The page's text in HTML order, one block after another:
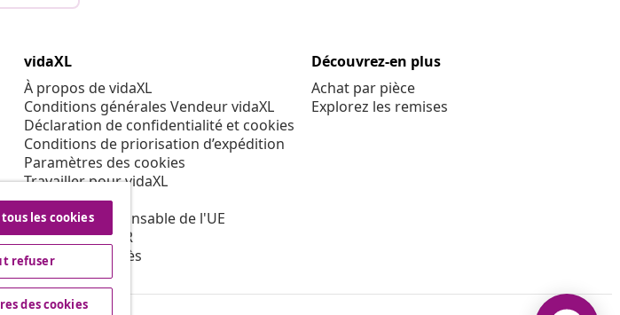
vidaXL
À propos de vidaXL
Conditions générales Vendeur vidaXL
Déclaration de confidentialité et cookies
Conditions de priorisation d’expédition
Paramètres des cookies
Travailler pour vidaXL
Sécurité
Personne responsable de l'UE
Politique de EPR
Condition d'accès
Découvrez-en plus
Achat par pièce
Explorez les remises
les cookies
refuser
des cookies